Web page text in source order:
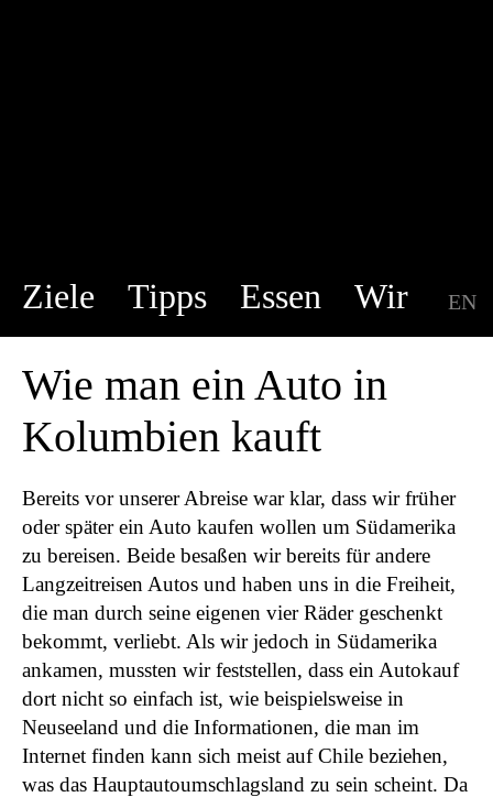
Ziele Tipps Essen Wir EN
Wie man ein Auto in
Kolumbien kauft
Bereits vor unserer Abreise war klar, dass wir früher
oder später ein Auto kaufen wollen um Südamerika
zu bereisen. Beide besaßen wir bereits für andere
Langzeitreisen Autos und haben uns in die Freiheit,
die man durch seine eigenen vier Räder geschenkt
bekommt, verliebt. Als wir jedoch in Südamerika
ankamen, mussten wir feststellen, dass ein Autokauf
dort nicht so einfach ist, wie beispielsweise in
Neuseeland und die Informationen, die man im
Internet finden kann sich meist auf Chile beziehen,
was das Hauptautoumschlagsland zu sein scheint. Da